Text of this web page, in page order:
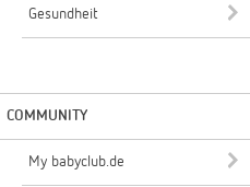
Gesundheit
COMMUNITY
My babyclub.de